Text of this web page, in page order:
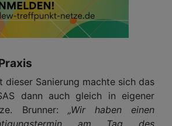
dieser Sanierung machte sich das
dann auch gleich in eigener
Brunner: „Wir haben einen
am Tag des